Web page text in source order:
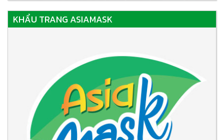
KHẨU TRANG ASIAMASK